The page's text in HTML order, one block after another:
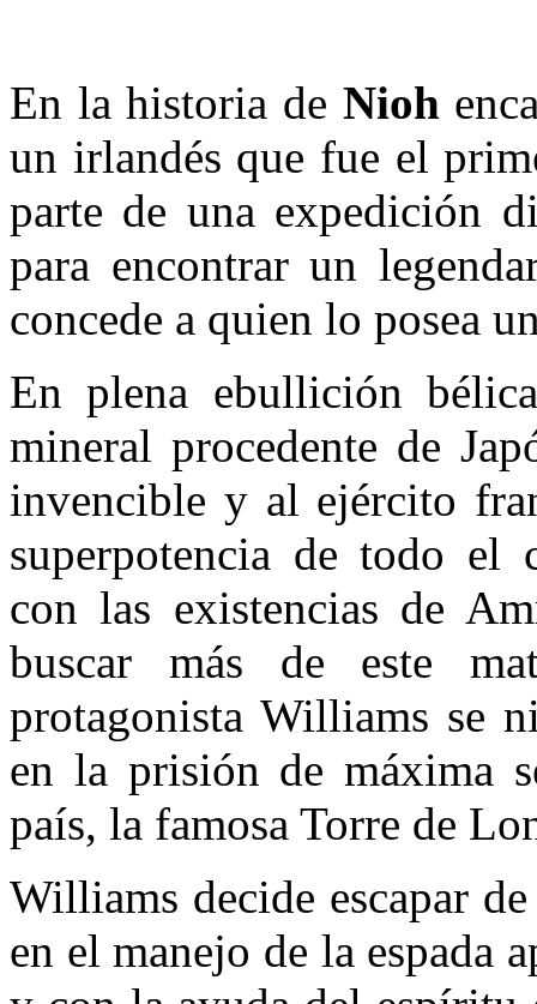
En la historia de Nioh
un irlandés que fue el
parte de una expedición
para encontrar un
concede a quien lo posea
En plena ebullición
mineral procedente de
invencible y al ejército
superpotencia de todo el
con las existencias de
buscar más de este
protagonista Williams se
en la prisión de máxima
país, la famosa Torre de
Williams decide escapar
en el manejo de la espada